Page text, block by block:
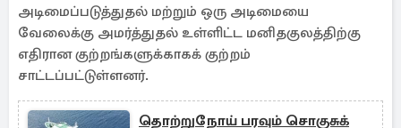
அடிமைப்படுத்துதல் மற்றும் ஒரு அடிமையை
வேலைக்கு அமர்த்துதல் உள்ளிட்ட மனிதகுலத்திற்கு
எதிரான குற்றங்களுக்காகக் குற்றம்
சாட்டப்பட்டுள்ளனர்.
தொற்றுநோய் பரவும் சொகுசுக்